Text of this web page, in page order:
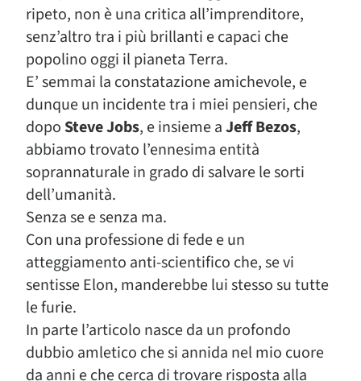
ripeto, non è una critica all’imprenditore,
senz’altro tra i più brillanti e capaci che
popolino oggi il pianeta Terra.
E’ semmai la constatazione amichevole, e
dunque un incidente tra i miei pensieri, che
dopo Steve Jobs, e insieme aJeff Bezos,
abbiamo trovato l’ennesima entità
soprannaturale in grado di salvare le sorti
dell’umanità.
Senza se e senza ma.
Con una professione di fede e un
atteggiamento anti-scientifico che, se vi
sentisse Elon, manderebbe lui stesso su tutte
le furie.
In parte l’articolo nasce da un profondo
dubbio amletico che si annida nel mio cuore
da anni e che cerca di trovare risposta alla